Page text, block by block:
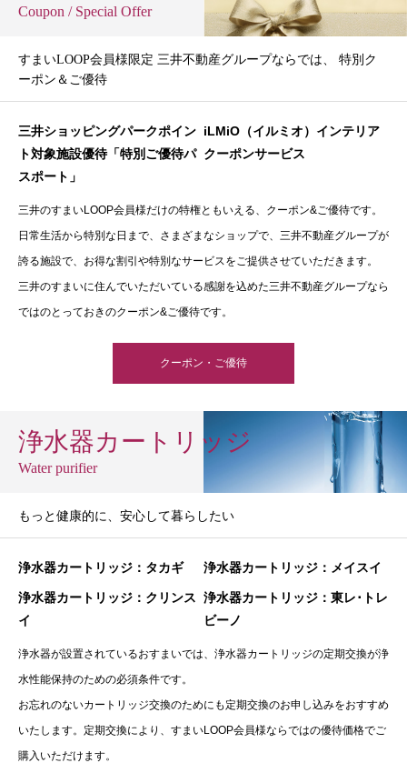
Coupon / Special Offer
すまいLOOP会員様限定 三井不動産グループならでは、 特別ク
ーポン＆ご優待
三井ショッピングパークポイン
ト対象施設優待「特別ご優待パ
スポート」
iLMiO（イルミオ）インテリア
クーポンサービス
三井のすまいLOOP会員様だけの特権ともいえる、クーポン&ご優待です。
日常生活から特別な日まで、さまざまなショップで、三井不動産グループが
誇る施設で、お得な割引や特別なサービスをご提供させていただきます。
三井のすまいに住んでいただいている感謝を込めた三井不動産グループなら
ではのとっておきのクーポン&ご優待です。
クーポン・ご優待
浄水器カートリッジ
Water purifier
もっと健康的に、安心して暮らしたい
浄水器カートリッジ：タカギ 浄水器カートリッジ：メイスイ
浄水器カートリッジ：クリンス
イ
浄水器カートリッジ：東レ･トレ
ビーノ
浄水器が設置されているおすまいでは、浄水器カートリッジの定期交換が浄
水性能保持のための必須条件です。
お忘れのないカートリッジ交換のためにも定期交換のお申し込みをおすすめ
いたします。定期交換により、すまいLOOP会員様ならではの優待価格でご
購入いただけます。